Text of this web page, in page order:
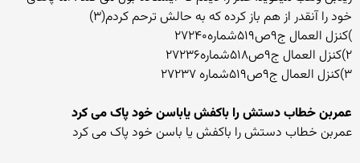
خود را آنقدر از هم باز کرده که به حالش ترحم کردم(۳)
)کنزل العمال ج۹ص۵۱۹شماره۲۷۲۴۰
۲)کنزل العمال ج۹ص۵۱۸شماره۲۷۲۳۶
۳)کنزل العمال ج۹ص۵۱۹شماره ۲۷۲۳۷
عمربن خطاب دستش را باکفش یاباسن خود پاک می کرد
عمربن خطاب دستش را باکفش یا باسن خود پاک می کرد